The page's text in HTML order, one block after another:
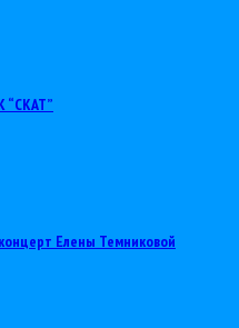
“СКАТ”
Елены Темниковой